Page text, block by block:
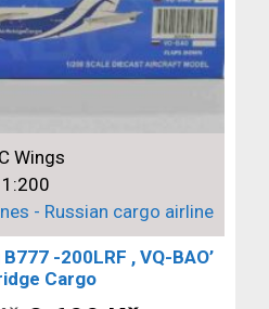
Wings
1:200
- Russian cargo airline
-200LRF , VQ-BAO’
Cargo